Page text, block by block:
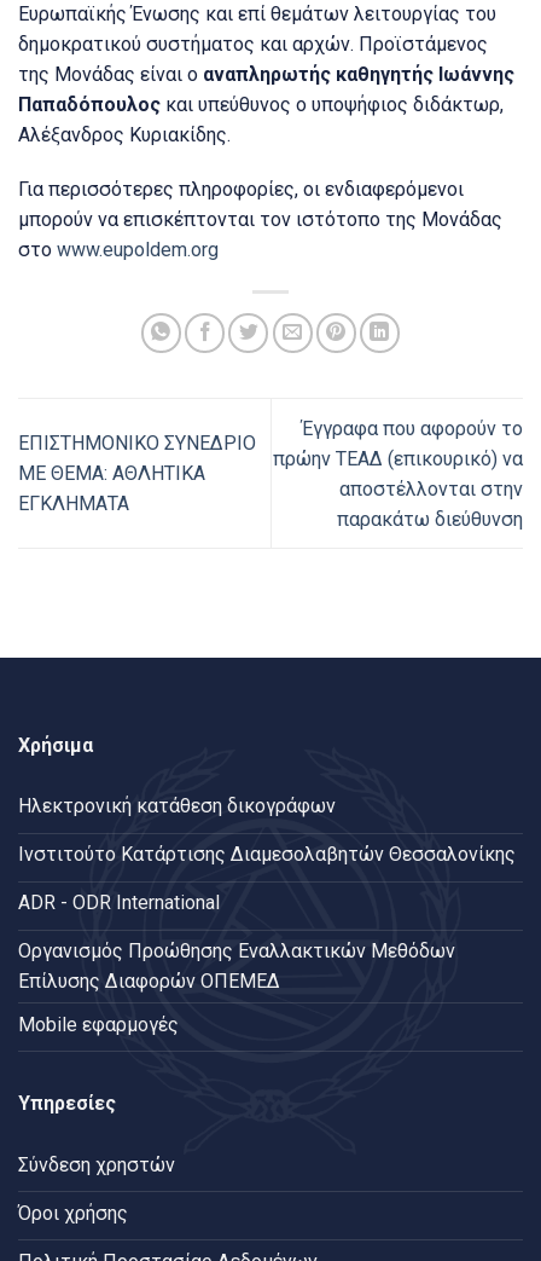
Ευρωπαϊκής Ένωσης και επί θεμάτων λειτουργίας του
δημοκρατικού συστήματος και αρχών. Προϊστάμενος
της Μονάδας είναι ο αναπληρωτής καθηγητής Ιωάννης
Παπαδόπουλος και υπεύθυνος ο υποψήφιος διδάκτωρ,
Αλέξανδρος Κυριακίδης.
Για περισσότερες πληροφορίες, οι ενδιαφερόμενοι
μπορούν να επισκέπτονται τον ιστότοπο της Μονάδας
στο www.eupoldem.org
ΕΠΙΣΤΗΜΟΝΙΚΟ ΣΥΝΕΔΡΙΟ
ΜΕ ΘΕΜΑ: ΑΘΛΗΤΙΚΑ
ΕΓΚΛΗΜΑΤΑ
Έγγραφα που αφορούν το
πρώην ΤΕΑΔ (επικουρικό) να
αποστέλλονται στην
παρακάτω διεύθυνση
Χρήσιμα
Ηλεκτρονική κατάθεση δικογράφων
Ινστιτούτο Κατάρτισης Διαμεσολαβητών Θεσσαλονίκης
ADR - ODR International
Oργανισμός Προώθησης Εναλλακτικών Μεθόδων
Επίλυσης Διαφορών ΟΠΕΜΕΔ
Mobile εφαρμογές
Υπηρεσίες
Σύνδεση χρηστών
Όροι χρήσης